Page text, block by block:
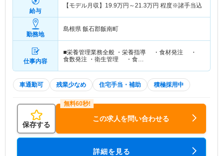
給与
【モデル月収】 19.9万円～21.3万円 程度※諸手当込
勤務地
島根県 飯石郡飯南町
仕事内容
■栄養管理業務全般 ・栄養指導 ・食材発注 ・
食数発注 ・衛生管理 ・食…
車通勤可 残業少なめ 住宅手当・補助 積極採用中
保存する
この求人を問い合わせる
詳細を見る